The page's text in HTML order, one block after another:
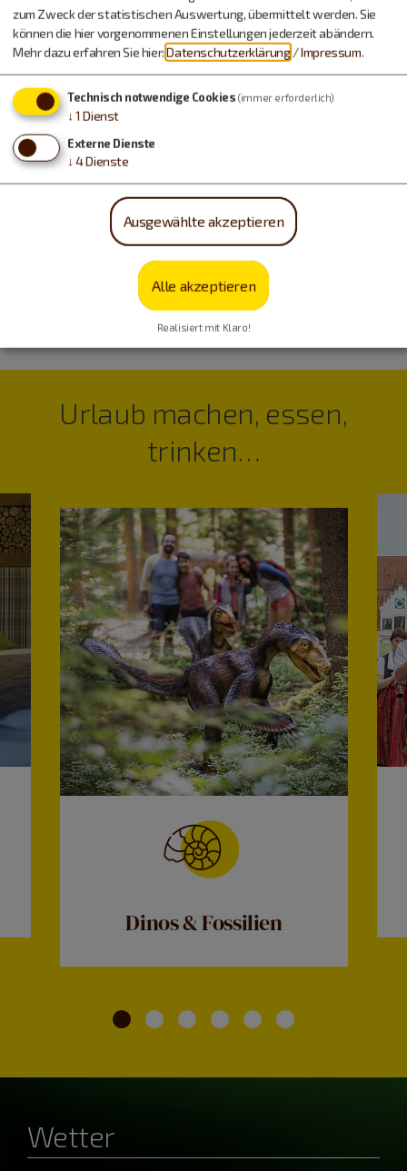
Urlaub machen, essen,
trinken…
Dinos & Fossilien
Wetter
zum Zweck der statistischen Auswertung, übermittelt werden. Sie
können die hier vorgenommenen Einstellungen jederzeit abändern.
Mehr dazu erfahren Sie hier:Datenschutzerklärung /Impressum.
Technisch notwendige Cookies (immer erforderlich)
↓ 1 Dienst
Externe Dienste
↓ 4Dienste
Ausgewählte akzeptieren
Alle akzeptieren
Realisiert mit Klaro!